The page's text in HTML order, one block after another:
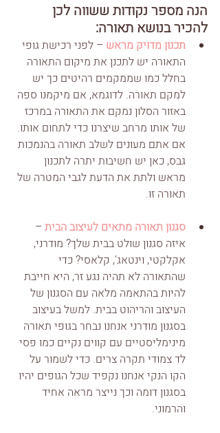
הנה מספר נקודות ששווה לכן
להכיר בנושא תאורה:
תכנון מדויק מראש – לפני רכישת גופי
התאורה יש לתכנן את מיקום התאורה
בחלל כמו שממקמים רהיטים כך יש
למקם תאורה. לדוגמא, אם מיקמנו ספה
באזור הסלון נמקם את התאורה במרכז
של אותו מרחב שיצרנו כדי לתחום אותו.
אם אתם מעונים לשלב תאורה בהנמכות
גבס, כאן יש חשיבות יתרה לתכנון
מראש ולתת את הדעת לגבי המטרה של
תאורה זו.
סגנון תאורה מתאים לעיצוב הבית –
איזה סגנון שולט בבית שלך? מודרני,
אקלקטי, וינטאג', קלאסי? כדי
שהתאורה לא תהיה נגע זר, היא חייבת
להיות בהתאמה מלאה עם הסגנון של
העיצוב והריהוט בבית. למשל בעיצוב
בסגנון מודרני אנחנו נבחר בגופי תאורה
מינימליסטיים עם קווים נקיים כמו פסי
לד צמודי תקרה צרים. כדי לשמור על
הקו הנקי אנחנו נקפיד שכל הגופים יהיו
בסגנון דומה וכך נייצר מראה אחיד
והרמוני.